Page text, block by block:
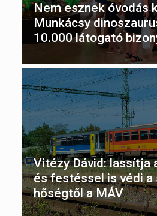
Nem esznek óvodás
Munkácsy
10.000 látogató
Vitézy Dávid: lassítja
és festéssel is védi a
hőségtől a MÁV